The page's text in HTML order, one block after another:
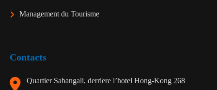
Management du Tourisme
Contacts
Quartier Sabangali, derriere l’hotel Hong-Kong 268